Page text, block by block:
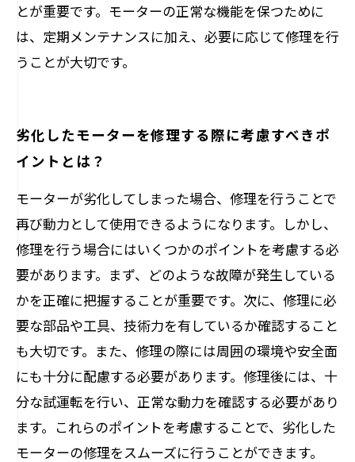
とが重要です。モーターの正常な機能を保つために
は、定期メンテナンスに加え、必要に応じて修理を行
うことが大切です。
劣化したモーターを修理する際に考慮すべきポ
イントとは？
モーターが劣化してしまった場合、修理を行うことで
再び動力として使用できるようになります。しかし、
修理を行う場合にはいくつかのポイントを考慮する必
要があります。まず、どのような故障が発生している
かを正確に把握することが重要です。次に、修理に必
要な部品や工具、技術力を有しているか確認すること
も大切です。また、修理の際には周囲の環境や安全面
にも十分に配慮する必要があります。修理後には、十
分な試運転を行い、正常な動力を確認する必要があり
ます。これらのポイントを考慮することで、劣化した
モーターの修理をスムーズに行うことができます。